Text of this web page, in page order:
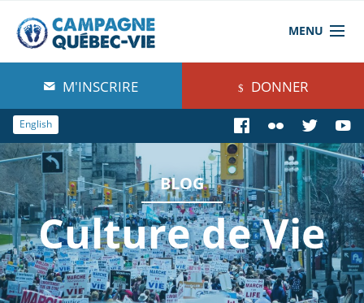
MENU
À propos de nous
Blog
Comprendre
Agir
Boutique
M'INSCRIRE DONNER
English
BLOG
Culture de Vie